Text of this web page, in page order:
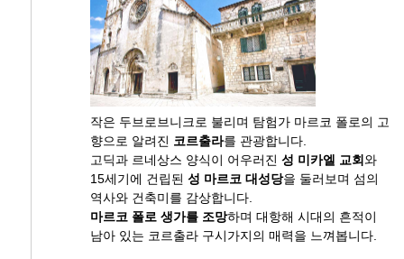
작은 두브로브니크로 불리며 탐험가 마르코 폴로의 고
향으로 알려진 코르출라를 관광합니다.
고딕과 르네상스 양식이 어우러진 성 미카엘 교회와
15세기에 건립된 성 마르코 대성당을 둘러보며 섬의
역사와 건축미를 감상합니다.
마르코 폴로 생가를 조망하며 대항해 시대의 흔적이
남아 있는 코르출라 구시가지의 매력을 느껴봅니다.